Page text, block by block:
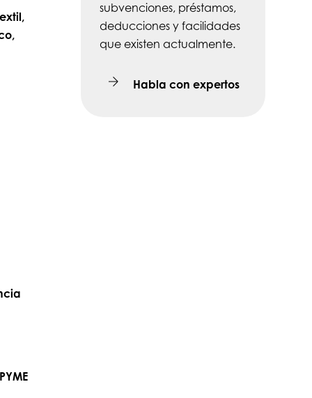
subvenciones, préstamos,
deducciones y facilidades
que existen actualmente.
Habla con expertos